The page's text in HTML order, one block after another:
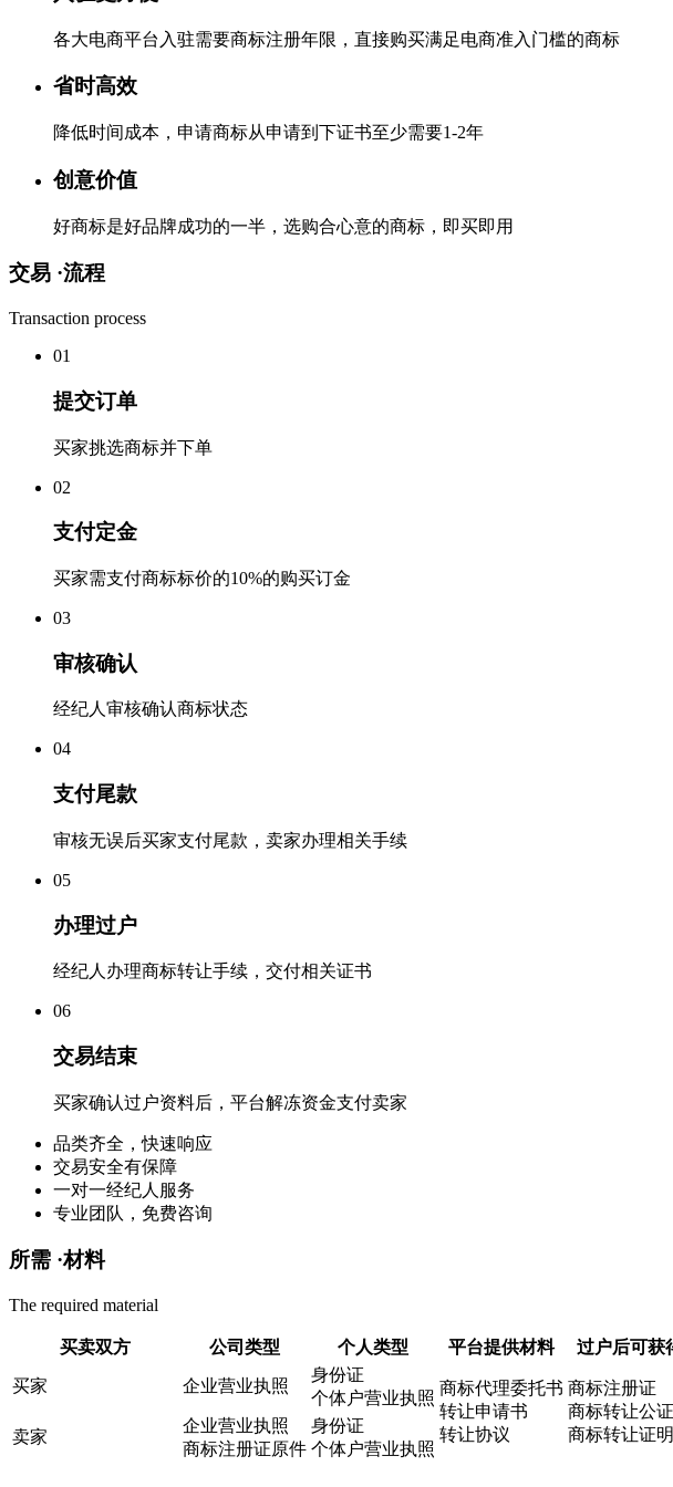
各大电商平台入驻需要商标注册年限，直接购买满足电商准入门槛的商标
省时高效
降低时间成本，申请商标从申请到下证书至少需要1-2年
创意价值
好商标是好品牌成功的一半，选购合心意的商标，即买即用
交易 ·流程
Transaction process
01
提交订单
买家挑选商标并下单
02
支付定金
买家需支付商标标价的10%的购买订金
03
审核确认
经纪人审核确认商标状态
04
支付尾款
审核无误后买家支付尾款，卖家办理相关手续
05
办理过户
经纪人办理商标转让手续，交付相关证书
06
交易结束
买家确认过户资料后，平台解冻资金支付卖家
品类齐全，快速响应
交易安全有保障
一对一经纪人服务
专业团队，免费咨询
所需 ·材料
The required material
买卖双方 公司类型 个人类型 平台提供材料 过户后可获
买家 企业营业执照
身份证
个体户营业执照
商标代理委托书
转让申请书
转让协议
商标注册证
商标转让公
商标转让证明
卖家
企业营业执照
商标注册证原件
身份证
个体户营业执照